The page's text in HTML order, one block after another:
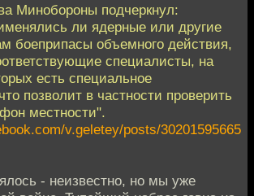
Минобороны подчеркнул:
ли ядерные или другие
боеприпасы объемного действия,
специалисты, на
есть специальное
позволит в частности проверить
местности".
v.geletey/posts/30201595665
- неизвестно, но мы уже